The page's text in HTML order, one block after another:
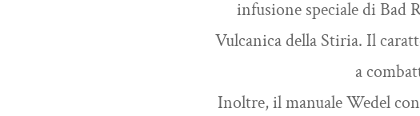
infusione speciale di
Vulcanica della Stiria. Il
a
Inoltre, il manuale Wedel